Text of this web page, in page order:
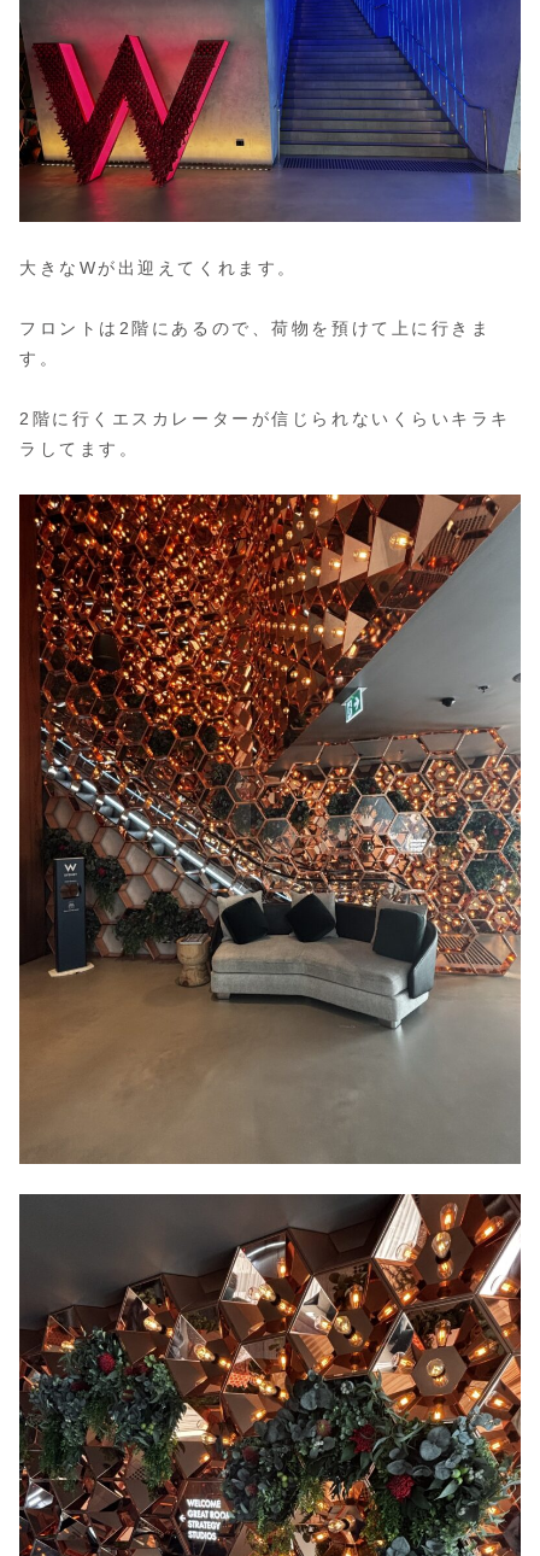
大きなWが出迎えてくれます。
フロントは2階にあるので、荷物を預けて上に行きま
す。
2階に行くエスカレーターが信じられないくらいキラキ
ラしてます。